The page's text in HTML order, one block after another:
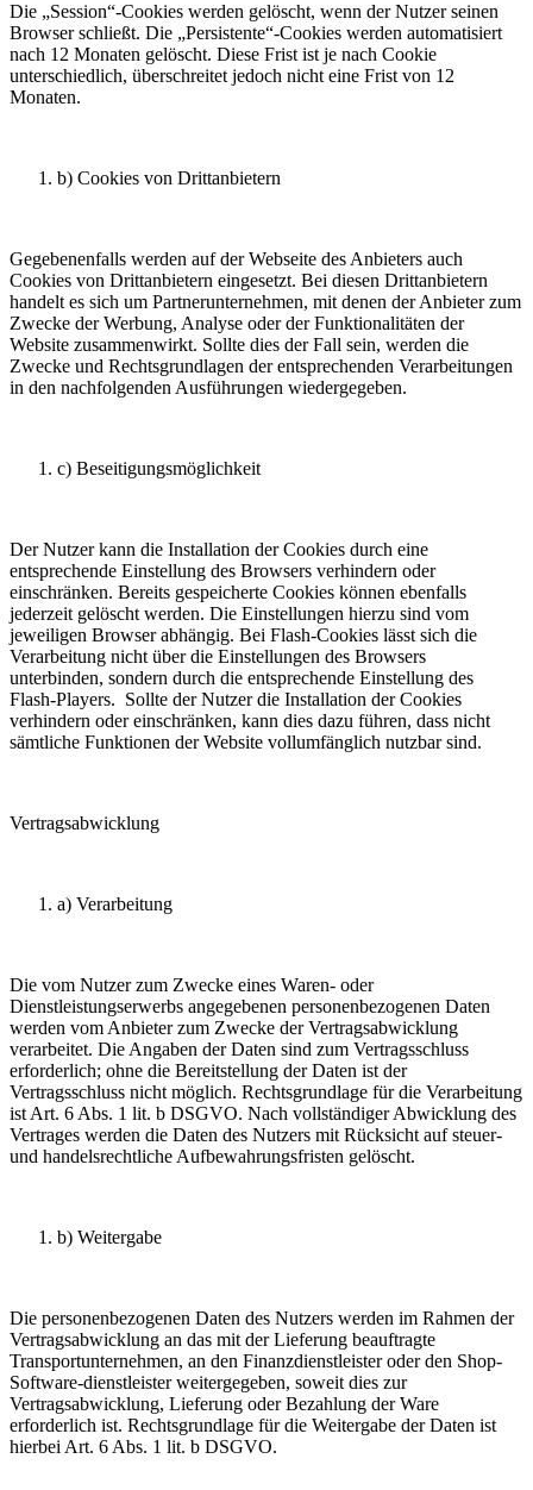
Die „Session“-Cookies werden gelöscht, wenn der Nutzer seinen
Browser schließt. Die „Persistente“-Cookies werden automatisiert
nach 12 Monaten gelöscht. Diese Frist ist je nach Cookie
unterschiedlich, überschreitet jedoch nicht eine Frist von 12
Monaten.
b) Cookies von Drittanbietern
Gegebenenfalls werden auf der Webseite des Anbieters auch
Cookies von Drittanbietern eingesetzt. Bei diesen Drittanbietern
handelt es sich um Partnerunternehmen, mit denen der Anbieter zum
Zwecke der Werbung, Analyse oder der Funktionalitäten der
Website zusammenwirkt. Sollte dies der Fall sein, werden die
Zwecke und Rechtsgrundlagen der entsprechenden Verarbeitungen
in den nachfolgenden Ausführungen wiedergegeben.
c) Beseitigungsmöglichkeit
Der Nutzer kann die Installation der Cookies durch eine
entsprechende Einstellung des Browsers verhindern oder
einschränken. Bereits gespeicherte Cookies können ebenfalls
jederzeit gelöscht werden. Die Einstellungen hierzu sind vom
jeweiligen Browser abhängig. Bei Flash-Cookies lässt sich die
Verarbeitung nicht über die Einstellungen des Browsers
unterbinden, sondern durch die entsprechende Einstellung des
Flash-Players. Sollte der Nutzer die Installation der Cookies
verhindern oder einschränken, kann dies dazu führen, dass nicht
sämtliche Funktionen der Website vollumfänglich nutzbar sind.
Vertragsabwicklung
a) Verarbeitung
Die vom Nutzer zum Zwecke eines Waren- oder
Dienstleistungserwerbs angegebenen personenbezogenen Daten
werden vom Anbieter zum Zwecke der Vertragsabwicklung
verarbeitet. Die Angaben der Daten sind zum Vertragsschluss
erforderlich; ohne die Bereitstellung der Daten ist der
Vertragsschluss nicht möglich. Rechtsgrundlage für die Verarbeitung
ist Art. 6 Abs. 1 lit. b DSGVO. Nach vollständiger Abwicklung des
Vertrages werden die Daten des Nutzers mit Rücksicht auf steuer-
und handelsrechtliche Aufbewahrungsfristen gelöscht.
b) Weitergabe
Die personenbezogenen Daten des Nutzers werden im Rahmen der
Vertragsabwicklung an das mit der Lieferung beauftragte
Transportunternehmen, an den Finanzdienstleister oder den Shop-
Software-dienstleister weitergegeben, soweit dies zur
Vertragsabwicklung, Lieferung oder Bezahlung der Ware
erforderlich ist. Rechtsgrundlage für die Weitergabe der Daten ist
hierbei Art. 6 Abs. 1 lit. b DSGVO.